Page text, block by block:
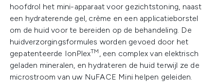
hoofdrol het mini-apparaat voor gezichtstoning, naast
een hydraterende gel, crème en een applicatieborstel
om de huid voor te bereiden op de behandeling. De
huidverzorgingsformules worden gevoed door het
gepatenteerde IonPlexTM , een complex van elektrisch
geladen mineralen, en hydrateren de huid terwijl ze de
microstroom van uw NuFACE Mini helpen geleiden.